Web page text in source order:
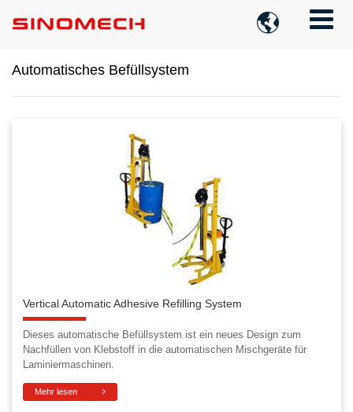

Automatisches Befüllsystem
Vertical Automatic Adhesive Refilling System
Dieses automatische Befüllsystem ist ein neues Design zum
Nachfüllen von Klebstoff in die automatischen Mischgeräte für
Laminiermaschinen.
Mehr lesen